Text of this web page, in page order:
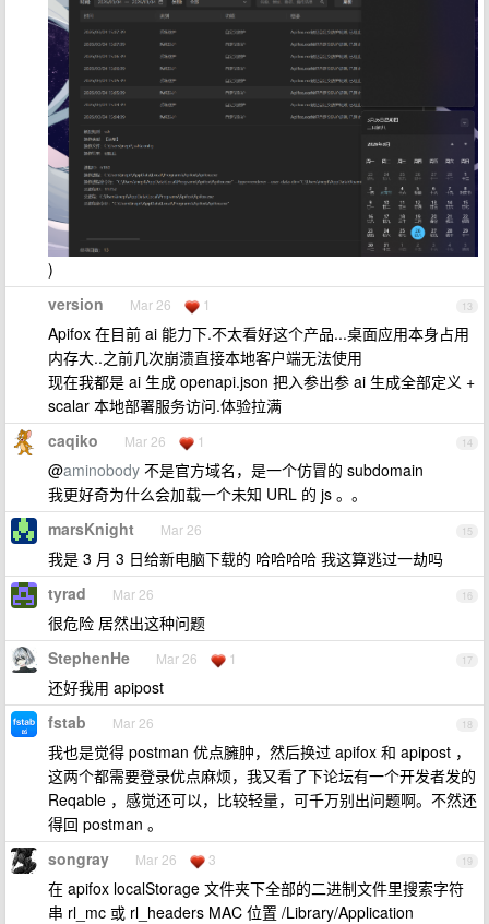
)
13
version Mar 26 1
Apifox 在目前 ai 能力下.不太看好这个产品...桌面应用本身占用
内存大..之前几次崩溃直接本地客户端无法使用
现在我都是 ai 生成 openapi.json 把入参出参 ai 生成全部定义 +
scalar 本地部署服务访问.体验拉满
14
caqiko Mar 26 1
@aminobody 不是官方域名，是一个仿冒的 subdomain
我更好奇为什么会加载一个未知 URL 的 js 。。
15
marsKnight Mar 26
我是 3 月 3 日给新电脑下载的 哈哈哈哈 我这算逃过一劫吗
16
tyrad Mar 26
很危险 居然出这种问题
17
StephenHe Mar 26 1
还好我用 apipost
18
fstab Mar 26
我也是觉得 postman 优点臃肿，然后换过 apifox 和 apipost ，
这两个都需要登录优点麻烦，我又看了下论坛有一个开发者发的
Reqable ，感觉还可以，比较轻量，可千万别出问题啊。不然还
得回 postman 。
19
songray Mar 26 3
在 apifox localStorage 文件夹下全部的二进制文件里搜索字符
串 rl_mc 或 rl_headers MAC 位置 /Library/Application